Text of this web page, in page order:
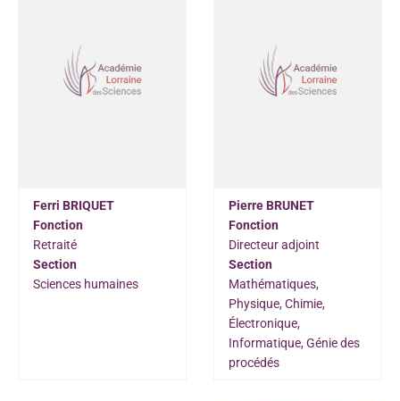
Ferri BRIQUET
Fonction
Retraité
Section
Sciences humaines
Pierre BRUNET
Fonction
Directeur adjoint
Section
Mathématiques,
Physique, Chimie,
Électronique,
Informatique, Génie des
procédés